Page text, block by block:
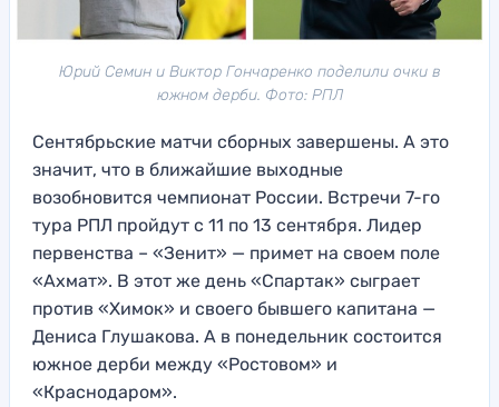
Юрий Семин и Виктор Гончаренко поделили очки в
южном дерби. Фото: РПЛ
Сентябрьские матчи сборных завершены. А это
значит, что в ближайшие выходные
возобновится чемпионат России. Встречи 7-го
тура РПЛ пройдут с 11 по 13 сентября. Лидер
первенства – «Зенит» — примет на своем поле
«Ахмат». В этот же день «Спартак» сыграет
против «Химок» и своего бывшего капитана —
Дениса Глушакова. А в понедельник состоится
южное дерби между «Ростовом» и
«Краснодаром».